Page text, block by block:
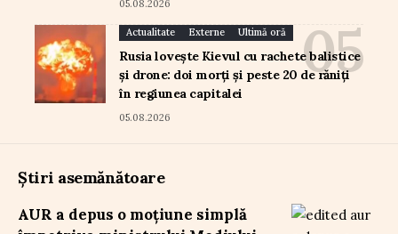
05.08.2026
Actualitate Externe Ultimă oră
Rusia lovește Kievul cu rachete balistice
și drone: doi morți și peste 20 de răniți
în regiunea capitalei
05.08.2026
Știri asemănătoare
AUR a depus o moțiune simplă